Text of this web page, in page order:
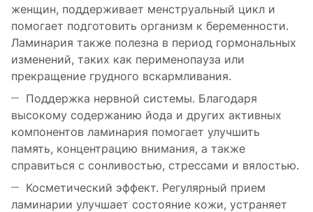
женщин, поддерживает менструальный цикл и
помогает подготовить организм к беременности.
Ламинария также полезна в период гормональных
изменений, таких как перименопауза или
прекращение грудного вскармливания.
Поддержка нервной системы. Благодаря
высокому содержанию йода и других активных
компонентов ламинария помогает улучшить
память, концентрацию внимания, а также
справиться с сонливостью, стрессами и вялостью.
Косметический эффект. Регулярный прием
ламинарии улучшает состояние кожи, устраняет